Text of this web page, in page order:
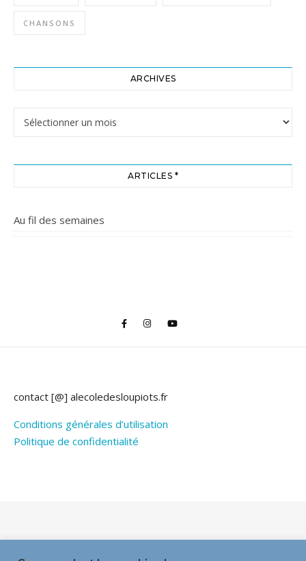
CHANSONS
ARCHIVES
ARTICLES *
Au fil des semaines
contact [@] alecoledesloupiots.fr
Conditions générales d’utilisation
Politique de confidentialité